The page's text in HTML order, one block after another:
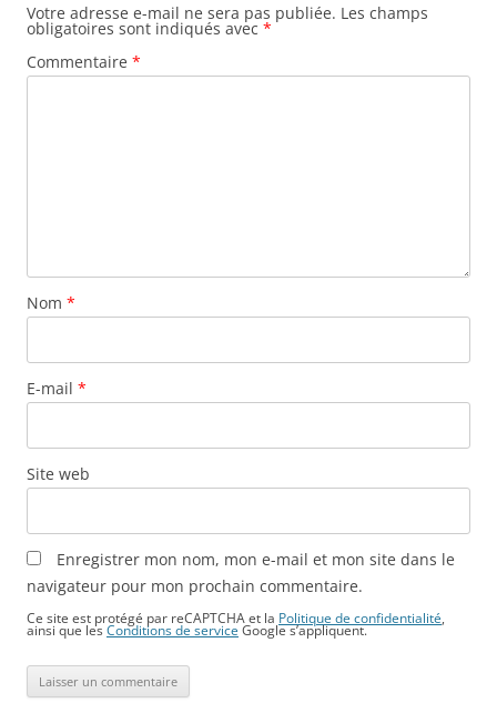
Votre adresse e-mail ne sera pas publiée. Les champs
obligatoires sont indiqués avec *
Commentaire *
Nom *
E-mail *
Site web
Enregistrer mon nom, mon e-mail et mon site dans le
navigateur pour mon prochain commentaire.
Ce site est protégé par reCAPTCHA et la Politique de confidentialité
ainsi que lesConditions de service Google s’appliquent.